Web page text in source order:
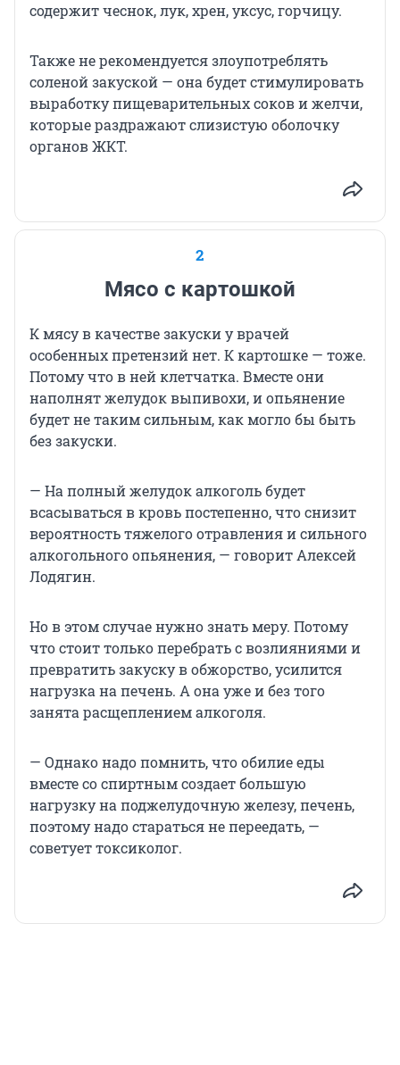
содержит чеснок, лук, хрен, уксус, горчицу.
Также не рекомендуется злоупотреблять
соленой закуской — она будет стимулировать
выработку пищеварительных соков и желчи,
которые раздражают слизистую оболочку
органов ЖКТ.
2
Мясо с картошкой
К мясу в качестве закуски у врачей
особенных претензий нет. К картошке — тоже.
Потому что в ней клетчатка. Вместе они
наполнят желудок выпивохи, и опьянение
будет не таким сильным, как могло бы быть
без закуски.
— На полный желудок алкоголь будет
всасываться в кровь постепенно, что снизит
вероятность тяжелого отравления и сильного
алкогольного опьянения, — говорит Алексей
Лодягин.
Но в этом случае нужно знать меру. Потому
что стоит только перебрать с возлияниями и
превратить закуску в обжорство, усилится
нагрузка на печень. А она уже и без того
занята расщеплением алкоголя.
— Однако надо помнить, что обилие еды
вместе со спиртным создает большую
нагрузку на поджелудочную железу, печень,
поэтому надо стараться не переедать, —
советует токсиколог.